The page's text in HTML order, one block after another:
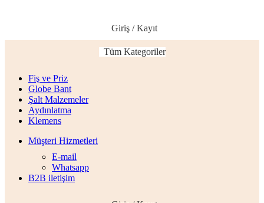
Giriş / Kayıt
Tüm Kategoriler
Fiş ve Priz
Globe Bant
Şalt Malzemeler
Aydınlatma
Klemens
Müşteri Hizmetleri
E-mail
Whatsapp
B2B iletişim